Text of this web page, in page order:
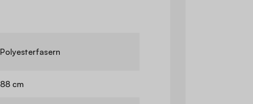
Polyesterfasern
88 cm